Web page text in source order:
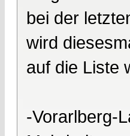
bei der
wird
auf die Liste
-Vorarlberg-